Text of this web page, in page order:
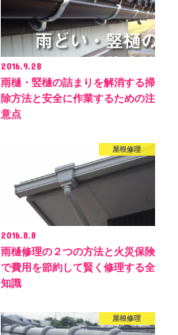
2016.9.28
雨樋・竪樋の詰まりを解消する掃
除方法と安全に作業するための注
意点
屋根修理
2016.8.8
雨樋修理の２つの方法と火災保険
で費用を節約して賢く修理する全
知識
屋根修理